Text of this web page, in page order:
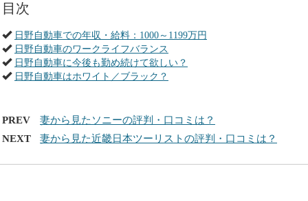
目次
日野自動車での年収・給料：1000～1199万円
日野自動車のワークライフバランス
日野自動車に今後も勤め続けて欲しい？
日野自動車はホワイト／ブラック？
PREV
妻から見たソニーの評判・口コミは？
NEXT
妻から見た近畿日本ツーリストの評判・口コミは？